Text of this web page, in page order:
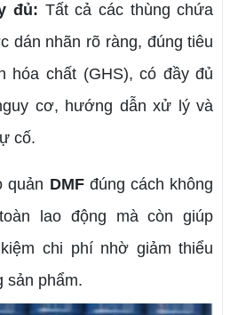
đủ: Tất cả các thùng chứa
dán nhãn rõ ràng, đúng tiêu
hóa chất (GHS), có đầy đủ
cơ, hướng dẫn xử lý và
cố.
DMF đúng cách không
lao động mà còn giúp
chi phí nhờ giảm thiểu
sản phẩm.